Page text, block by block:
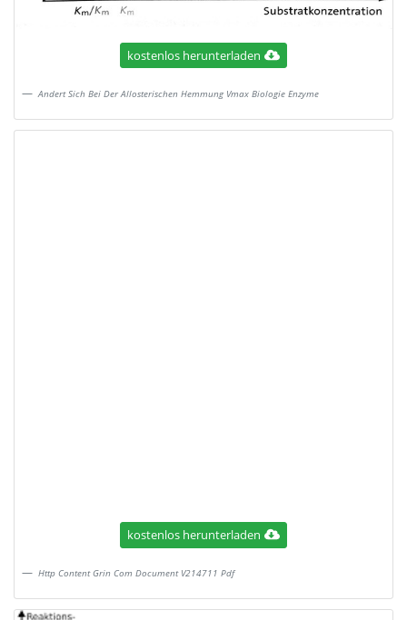
kostenlos herunterladen
Andert Sich Bei Der Allosterischen Hemmung Vmax Biologie Enzyme
kostenlos herunterladen
Http Content Grin Com Document V214711 Pdf